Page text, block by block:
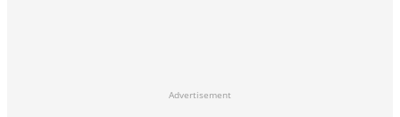
Advertisement